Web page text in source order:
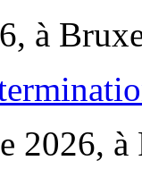
à
2026, à